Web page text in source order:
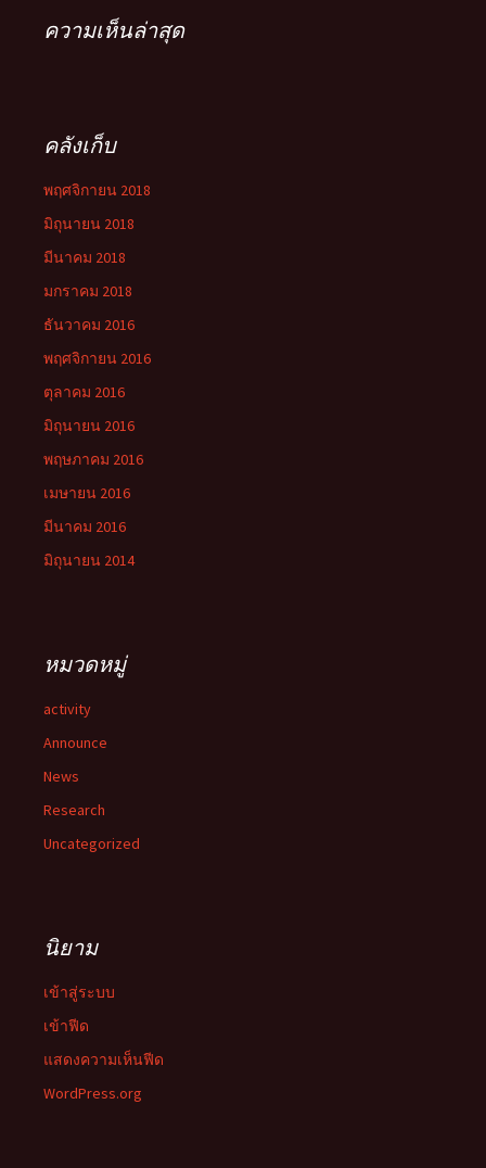
ความเห็นล่าสุด
คลังเก็บ
พฤศจิกายน 2018
มิถุนายน 2018
มีนาคม 2018
มกราคม 2018
ธันวาคม 2016
พฤศจิกายน 2016
ตุลาคม 2016
มิถุนายน 2016
พฤษภาคม 2016
เมษายน 2016
มีนาคม 2016
มิถุนายน 2014
หมวดหมู่
activity
Announce
News
Research
Uncategorized
นิยาม
เข้าสู่ระบบ
เข้าฟีด
แสดงความเห็นฟีด
WordPress.org